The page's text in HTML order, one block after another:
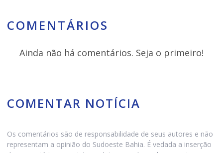
COMENTÁRIOS
Ainda não há comentários. Seja o primeiro!
COMENTAR NOTÍCIA
Os comentários são de responsabilidade de seus autores e não
representam a opinião do Sudoeste Bahia. É vedada a inserção